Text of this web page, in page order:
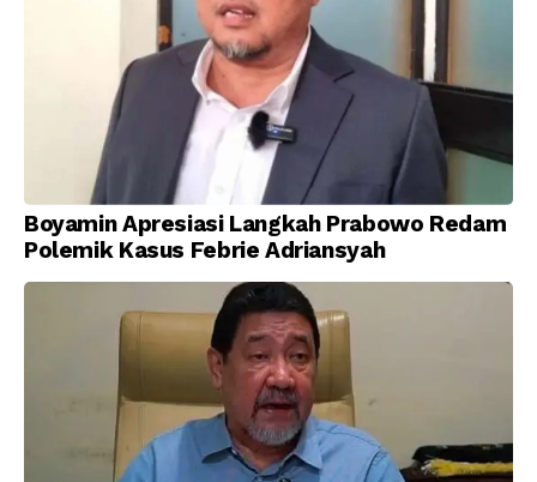
Boyamin Apresiasi Langkah Prabowo Redam
Polemik Kasus Febrie Adriansyah